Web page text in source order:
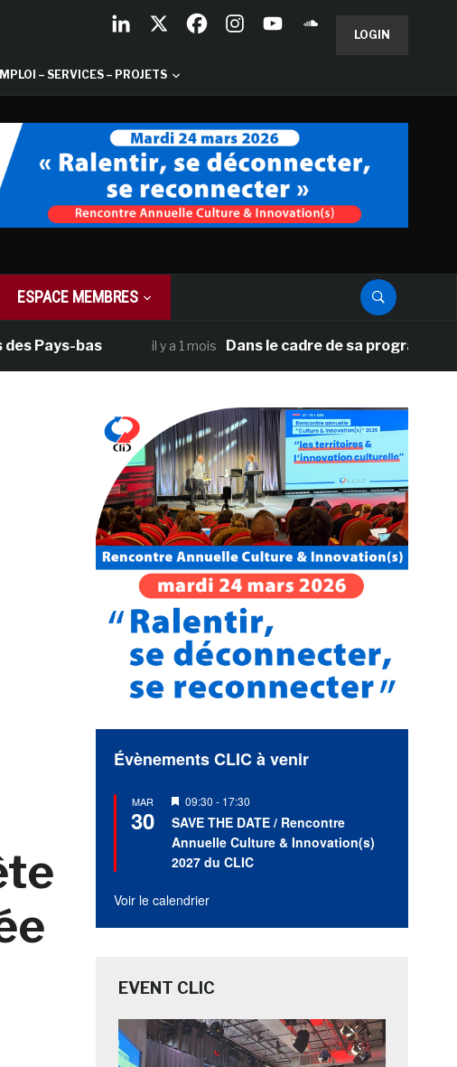
LOGIN
– SERVICES – PROJETS
ESPACE MEMBRES
bas il y a 1 mois Dans le cadre de sa programmation
Évènements CLIC à venir
MAR
30
Mis
en
avant
09:30 - 17:30
SAVE THE DATE / Rencontre
Annuelle Culture & Innovation(s)
2027 du CLIC
Voir le calendrier
EVENT CLIC